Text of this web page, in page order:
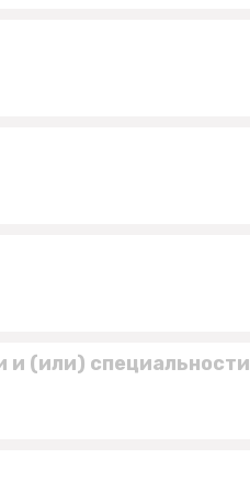
и (или) специальности